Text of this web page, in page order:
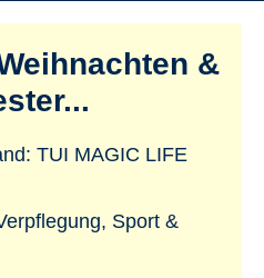
&
TUI MAGIC LIFE
Sport &